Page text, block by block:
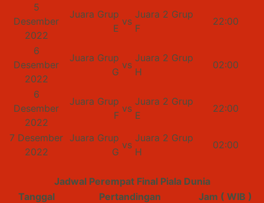
5
Desember
2022
Juara Grup
E
vs
Juara 2 Grup
F
22:00
6
Desember
2022
Juara Grup
G
vs
Juara 2 Grup
H
02:00
6
Desember
2022
Juara Grup
F
vs
Juara 2 Grup
E
22:00
7 Desember
2022
Juara Grup
G
vs
Juara 2 Grup
H
02:00
Jadwal Perempat Final Piala Dunia
Tanggal
Pertandingan
Jam ( WIB )